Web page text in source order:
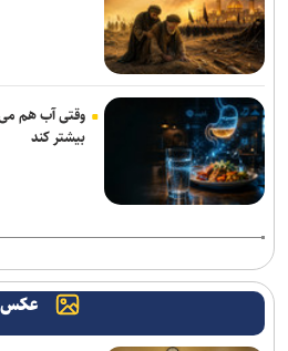
اسپیکر هوشمند اوپن‌ای‌آی قیمتی بین ۳۰۰ تا ۴۰۰ دلار خواهد داشت
پژوهشگران با هوش مصنوعی ویروس‌های
رسانه، نهاد پنجم معماری نوین معاونت
خبرنگاران نقش ارتباطات در پیشرفت کشور
بایت‌دنس آموزش مدل هوش مصنوعی ۱۰ تریلیون پارامتری را کلید زد
وقتی آب هم
بیشتر کند
عکس